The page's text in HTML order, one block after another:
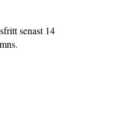
senast 14